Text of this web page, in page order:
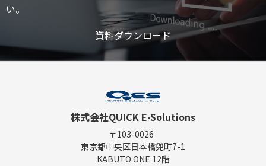
い。
資料ダウンロード
株式会社QUICK E-Solutions
〒103-0026
東京都中央区日本橋兜町7-1
KABUTO ONE 12階